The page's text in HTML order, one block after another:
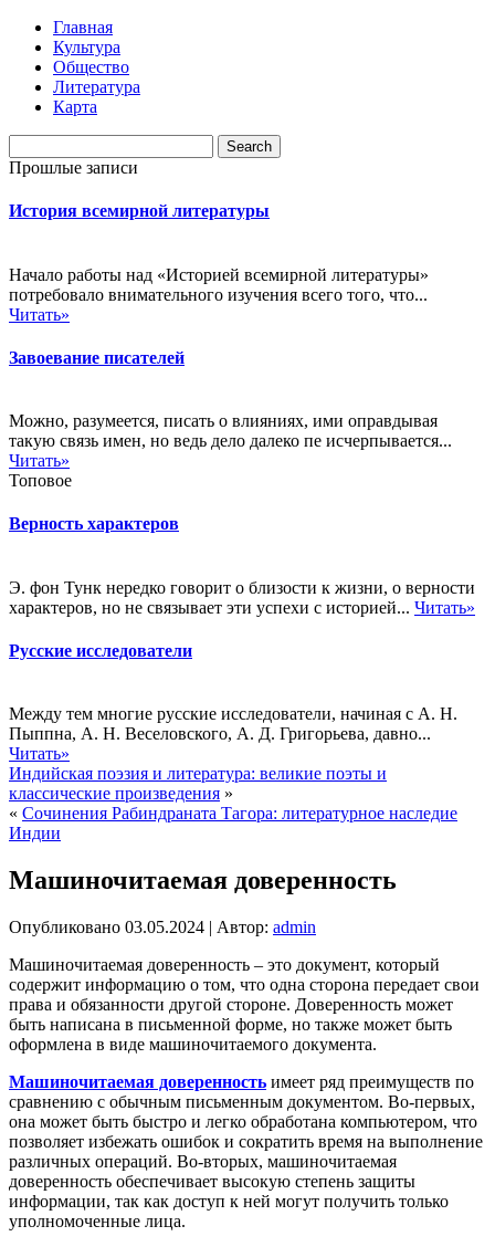
Главная
Культура
Общество
Литература
Карта
Прошлые записи
История всемирной литературы
Начало работы над «Историей всемирной литературы»
потребовало внимательного изучения всего того, что...
Читать»
Завоевание писателей
Можно, разумеется, писать о влияниях, ими оправдывая
такую связь имен, но ведь дело далеко пе исчерпывается...
Читать»
Топовое
Верность характеров
Э. фон Тунк нередко говорит о близости к жизни, о верности
характеров, но не связывает эти успехи с историей... Читать»
Русские исследователи
Между тем многие русские исследователи, начиная с А. Н.
Пыппна, А. Н. Веселовского, А. Д. Григорьева, давно...
Читать»
Индийская поэзия и литература: великие поэты и
классические произведения »
« Сочинения Рабиндраната Тагора: литературное наследие
Индии
Машиночитаемая доверенность
Опубликовано 03.05.2024 | Автор: admin
Машиночитаемая доверенность – это документ, который
содержит информацию о том, что одна сторона передает свои
права и обязанности другой стороне. Доверенность может
быть написана в письменной форме, но также может быть
оформлена в виде машиночитаемого документа.
Машиночитаемая доверенность имеет ряд преимуществ по
сравнению с обычным письменным документом. Во-первых,
она может быть быстро и легко обработана компьютером, что
позволяет избежать ошибок и сократить время на выполнение
различных операций. Во-вторых, машиночитаемая
доверенность обеспечивает высокую степень защиты
информации, так как доступ к ней могут получить только
уполномоченные лица.